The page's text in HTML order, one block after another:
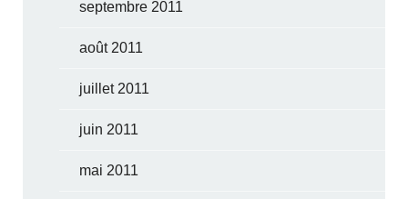
septembre 2011
août 2011
juillet 2011
juin 2011
mai 2011